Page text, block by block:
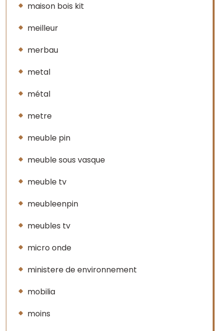
maison bois kit
meilleur
merbau
metal
métal
metre
meuble pin
meuble sous vasque
meuble tv
meubleenpin
meubles tv
micro onde
ministere de environnement
mobilia
moins